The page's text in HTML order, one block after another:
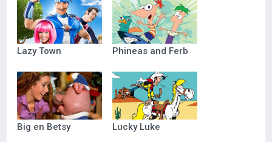
Lazy Town Phineas and Ferb
Big en Betsy Lucky Luke